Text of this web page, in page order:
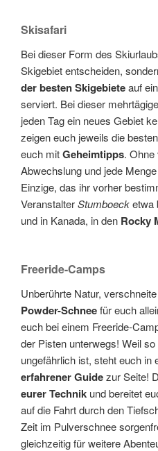
Skisafari
Bei dieser Form des
Skigebiet entscheiden,
der besten Skigebieteauf
serviert. Bei dieser
jeden Tag ein neues Gebiet
zeigen euch jeweils die
euch mitGeheimtipps.
Abwechslung und jede
Einzige, das ihr vorher
VeranstalterStumboecketwa
und in Kanada, in den Rocky
Freeride-Camps
Unberührte Natur,
Powder-Schneefür euch
euch bei einem Freeride-
der Pisten unterwegs! Weil
ungefährlich ist, steht euch in
erfahrener Guidezur Seite!
eurer Technik und bereitet
auf die Fahrt durch den
Zeit im Pulverschnee
gleichzeitig für weitere